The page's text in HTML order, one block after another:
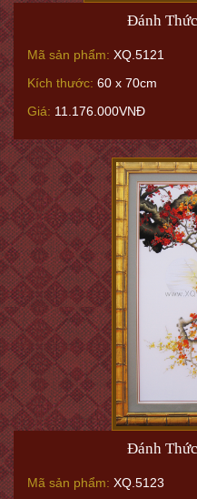
Đánh
Mã sản phẩm: XQ.5121
Kích thước: 60 x 70cm
Giá: 11.176.000VNĐ
Đánh
Mã sản phẩm: XQ.5123